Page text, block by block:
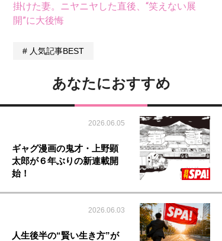
掛けた妻。ニヤニヤした直後、“笑えない展
開”に大後悔
人気記事BEST
あなたにおすすめ
2026.06.05
ギャグ漫画の鬼才・上野顕
太郎が６年ぶりの新連載開
始！
2026.06.03
人生後半の“賢い生き方”が